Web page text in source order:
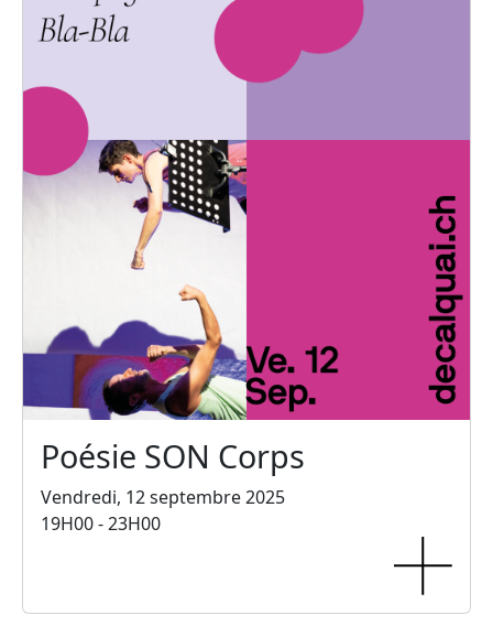
Poésie SON Corps
Vendredi, 12 septembre 2025
19H00 - 23H00